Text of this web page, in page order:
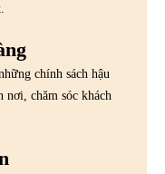
chính sách hậu
nơi, chăm sóc khách